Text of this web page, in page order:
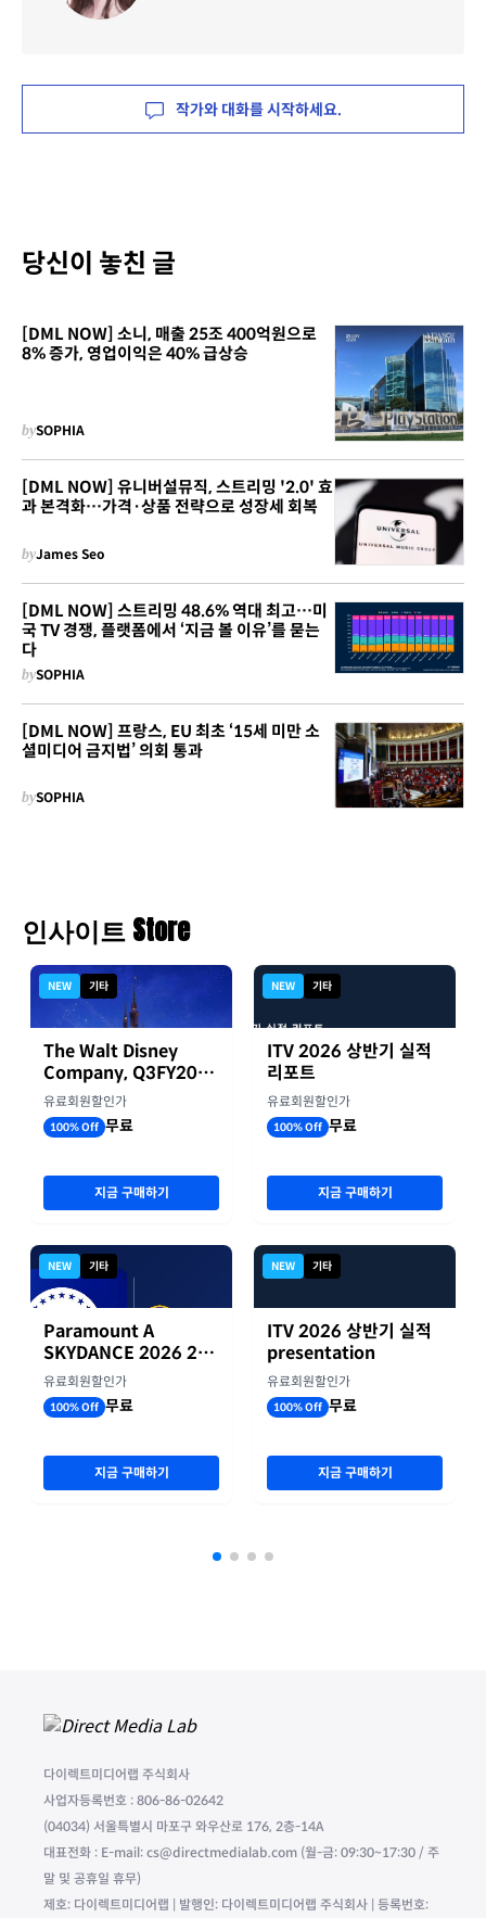
작가와 대화를 시작하세요.
당신이 놓친 글
[DML NOW] 소니, 매출 25조 400억원으로
8% 증가, 영업이익은 40% 급상승
bySOPHIA
[DML NOW] 유니버설뮤직, 스트리밍 '2.0' 효
과 본격화…가격·상품 전략으로 성장세 회복
byJames Seo
[DML NOW] 스트리밍 48.6% 역대 최고…미
국 TV 경쟁, 플랫폼에서 ‘지금 볼 이유’를 묻는
다
bySOPHIA
[DML NOW] 프랑스, EU 최초 ‘15세 미만 소
셜미디어 금지법’ 의회 통과
bySOPHIA
인사이트 Store
NEW 기타
The Walt Disney
Company, Q3FY2026
실적자료
유료회원할인가
100% Off 무료
지금 구매하기
NEW 기타
Paramount A
SKYDANCE 2026 2분
기 실적
유료회원할인가
100% Off 무료
지금 구매하기
NEW 기타
ITV 2026 상반기 실적
리포트
유료회원할인가
100% Off 무료
지금 구매하기
NEW 기타
ITV 2026 상반기 실적
presentation
유료회원할인가
100% Off 무료
지금 구매하기
다이렉트미디어랩 주식회사
사업자등록번호 : 806-86-02642
(04034) 서울특별시 마포구 와우산로 176, 2층-14A
대표전화 : E-mail: cs@directmedialab.com (월-금: 09:30~17:30 / 주
말 및 공휴일 휴무)
제호: 다이렉트미디어랩 | 발행인: 다이렉트미디어랩 주식회사 | 등록번호: